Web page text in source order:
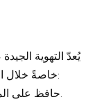
يُعدّ التهوية
خاصةً خلال الطقس الحار. إليك كيفية تحسين تدفق الهواء: